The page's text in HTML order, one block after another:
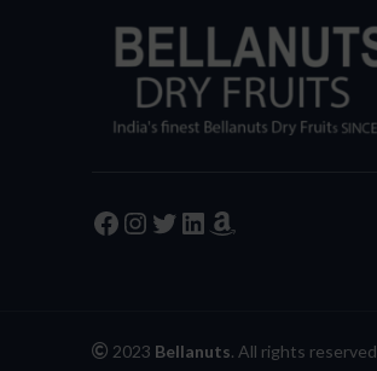
Facebook
Instagram
Twitter
LinkedIn
Amazon
2023 Bellanuts. All rights reserved